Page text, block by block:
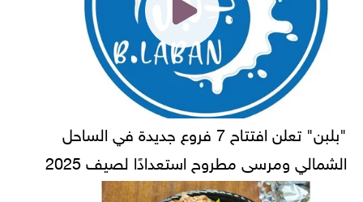
"بلبن" تعلن افتتاح 7 فروع جديدة في الساحل
الشمالي ومرسى مطروح استعدادًا لصيف 2025